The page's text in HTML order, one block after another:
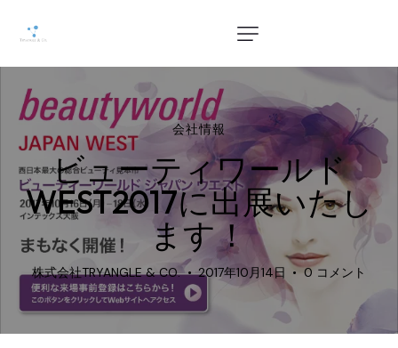
会社情報
ビューティワールド
WEST2017に出展いたし
ます！
株式会社TRYANGLE & CO. 2017年10月14日 0 コメント